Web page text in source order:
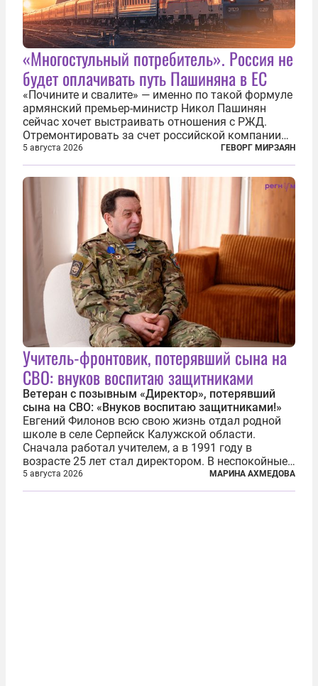
«Многостульный потребитель». Россия не
будет оплачивать путь Пашиняна в ЕС
«Почините и свалите» — именно по такой формуле
армянский премьер-министр Никол Пашинян
сейчас хочет выстраивать отношения с РЖД.
Отремонтировать за счет российской компании
железнодорожную инфраструктуру в районе
прохождения TRIPP (коридора, который должен
связать Азербайджан и Турцию через...
5 августа 2026 ГЕВОРГ МИРЗАЯН
Учитель-фронтовик, потерявший сына на
СВО: внуков воспитаю защитниками
Ветеран с позывным «Директор», потерявший
сына на СВО: «Внуков воспитаю защитниками!»
Евгений Филонов всю свою жизнь отдал родной
школе в селе Серпейск Калужской области.
Сначала работал учителем, а в 1991 году в
возрасте 25 лет стал директором. В неспокойные
90-е он сумел спасти школу от закрытия и со
временем сделал ее лучшей в районе. В 2023 году
5 августа 2026 МАРИНА АХМЕДОВА